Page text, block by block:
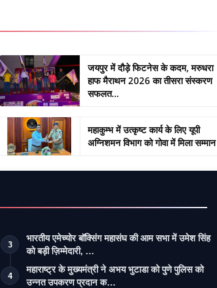
जयपुर में दौड़े फिटनेस के कदम, मरुधरा
हाफ मैराथन 2026 का तीसरा संस्करण
सफलत...
महाकुम्भ में उत्कृष्ट कार्य के लिए यूपी
अग्निशमन विभाग को गोवा में मिला सम्मान
3
भारतीय एमेच्योर बॉक्सिंग महासंघ की आम सभा में उमेश सिंह
को बड़ी ज़िम्मेदारी, …
4
महाराष्ट्र के मुख्यमंत्री ने अभय भुटाडा को पुणे पुलिस को
उन्नत उपकरण प्रदान क…